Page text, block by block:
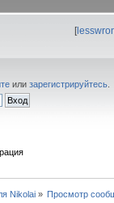
[
или зарегистрируйтесь
Nikolai» Просмотр